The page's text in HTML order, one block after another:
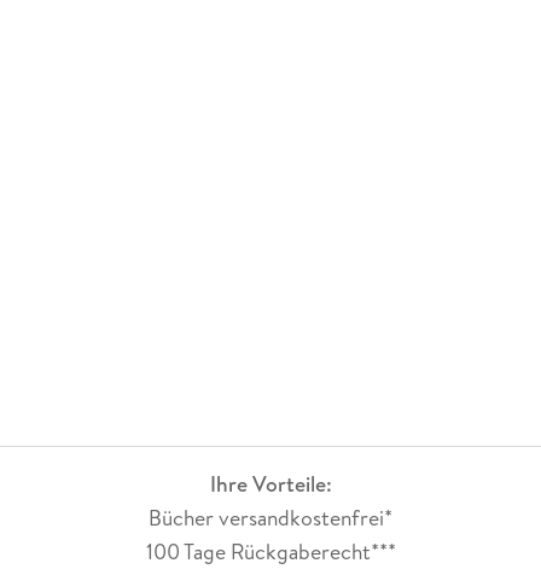
Ihre Vorteile:
Bücher versandkostenfrei*
100 Tage Rückgaberecht***